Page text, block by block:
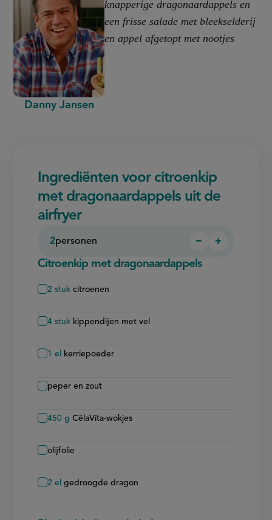
Danny Jansen
knapperige dragonaardappels en
een frisse salade met bleekselderij
en appel afgetopt met nootjes
Ingrediënten voor citroenkip
met dragonaardappels uit de
airfryer
2personen
Persoon
−
Persoon
+
Citroenkip met dragonaardappels
2 stuk citroenen
4 stuk kippendijen met vel
1 el kerriepoeder
peper en zout
450 g CêlaVíta-wokjes
olijfolie
2 el gedroogde dragon